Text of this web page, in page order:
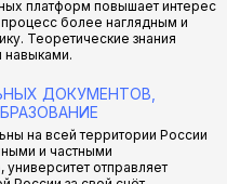
платформ повышает интерес
более наглядным и
Теоретические знания
ДОКУМЕНТОВ,
на всей территории России
и частными
отправляет